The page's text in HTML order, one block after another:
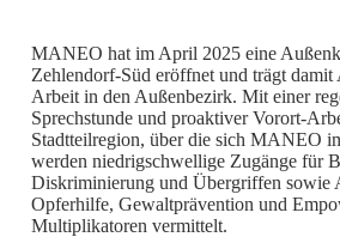
MANEO hat im April 2025 eine
Zehlendorf-Süd eröffnet und trägt damit
Arbeit in den Außenbezirk. Mit einer
Sprechstunde und proaktiver Vorort-
Stadtteilregion, über die sich MANEO
werden niedrigschwellige Zugänge für
Diskriminierung und Übergriffen sowie
Opferhilfe, Gewaltprävention und
Multiplikatoren vermittelt.